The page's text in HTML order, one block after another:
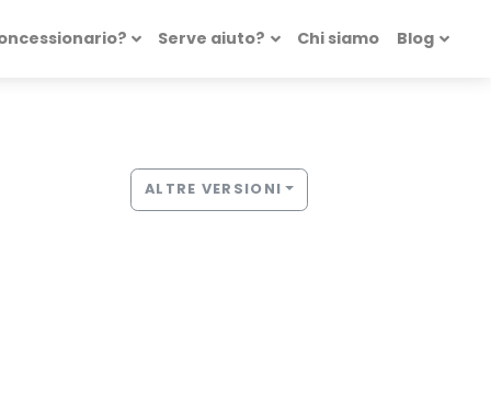
Serve aiuto? Chi siamo Blog
ALTRE VERSIONI